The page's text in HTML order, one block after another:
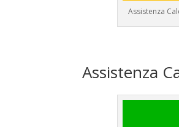
Assistenza
Assistenza